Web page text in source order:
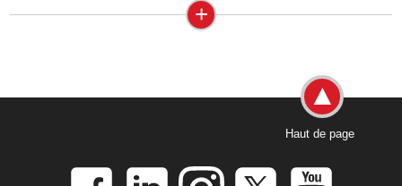
+
Haut de page